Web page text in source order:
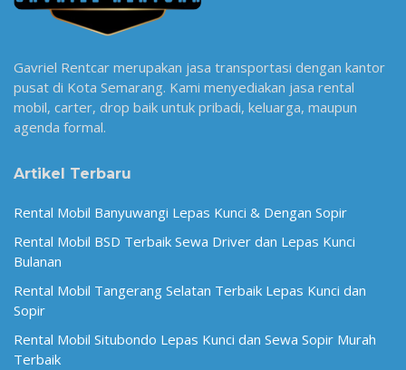
Gavriel Rentcar merupakan jasa transportasi dengan kantor
pusat di Kota Semarang. Kami menyediakan jasa rental
mobil, carter, drop baik untuk pribadi, keluarga, maupun
agenda formal.
Artikel Terbaru
Rental Mobil Banyuwangi Lepas Kunci & Dengan Sopir
Rental Mobil BSD Terbaik Sewa Driver dan Lepas Kunci
Bulanan
Rental Mobil Tangerang Selatan Terbaik Lepas Kunci dan
Sopir
Rental Mobil Situbondo Lepas Kunci dan Sewa Sopir Murah
Terbaik